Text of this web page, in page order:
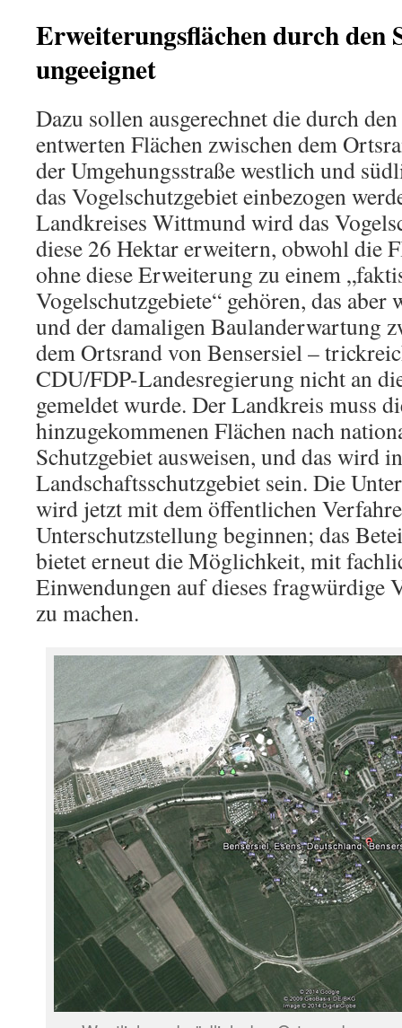
Erweiterungsflächen durch den
ungeeignet
Dazu sollen ausgerechnet die durch
entwerten Flächen zwischen dem
der Umgehungsstraße westlich und
das Vogelschutzgebiet einbezogen
Landkreises Wittmund wird das
diese 26 Hektar erweitern, obwohl die
ohne diese Erweiterung zu einem
Vogelschutzgebiete“ gehören, das aber
und der damaligen Baulanderwartung
dem Ortsrand von Bensersiel –
CDU/FDP-Landesregierung nicht an
gemeldet wurde. Der Landkreis muss
hinzugekommenen Flächen nach
Schutzgebiet ausweisen, und das wird
Landschaftsschutzgebiet sein. Die
wird jetzt mit dem öffentlichen
Unterschutzstellung beginnen; das
bietet erneut die Möglichkeit, mit
Einwendungen auf dieses fragwürdige
zu machen.